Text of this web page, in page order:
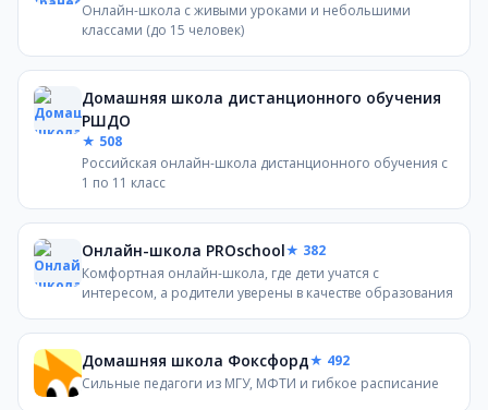
Онлайн-школа с живыми уроками и небольшими
классами (до 15 человек)
Домашняя школа дистанционного обучения
РШДО
★ 508
Российская онлайн-школа дистанционного обучения с
1 по 11 класс
Онлайн-школа PROschool★ 382
Комфортная онлайн-школа, где дети учатся с
интересом, а родители уверены в качестве образования
Домашняя школа Фоксфорд★ 492
Сильные педагоги из МГУ, МФТИ и гибкое расписание